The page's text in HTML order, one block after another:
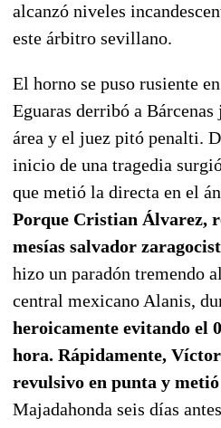
alcanzó niveles
este árbitro sevillano.
El horno se puso rusiente
Eguaras derribó a
área y el juez pitó penalti.
inicio de una tragedia
que metió la directa en el
Porque Cristian Álvarez,
mesías salvador
hizo un paradón tremendo
central mexicano Alanis,
heroicamente evitando el
hora. Rápidamente,
revulsivo en punta y
Majadahonda seis días